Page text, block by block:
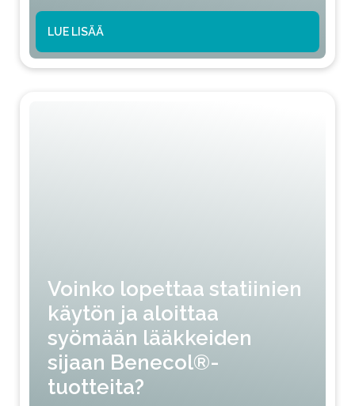
LUE LISÄÄ
Voinko lopettaa statiinien
käytön ja aloittaa
syömään lääkkeiden
sijaan Benecol®-
tuotteita?